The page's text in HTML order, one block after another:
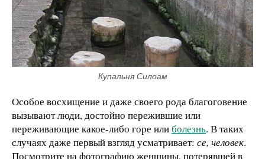
Купальня Силоам
Особое восхищение и даже своего рода благоговение
вызывают люди, достойно пережившие или
переживающие какое-либо горе илиболезнь. В таких
случаях даже первый взгляд усматривает: се, человек.
Посмотрите на фотографию женщины, потерявшей в